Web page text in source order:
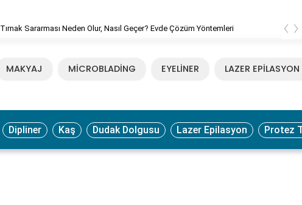
Tırnak Sararması Neden Olur, Nasıl Geçer? Evde Çözüm Yöntemleri ‹ ›
MAKYAJ MİCROBLADİNG EYELİNER LAZER EPİLASYON
Dipliner Kaş Dudak Dolgusu Lazer Epilasyon Protez